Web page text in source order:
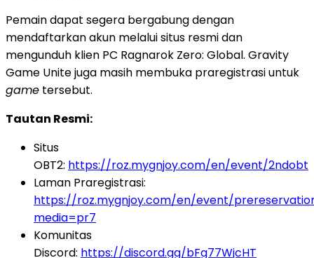
Pemain dapat segera bergabung dengan
mendaftarkan akun melalui situs resmi dan
mengunduh klien PC Ragnarok Zero: Global. Gravity
Game Unite juga masih membuka praregistrasi untuk
game tersebut.
Tautan Resmi:
Situs
OBT2: https://roz.mygnjoy.com/en/event/2ndobt
Laman Praregistrasi:
https://roz.mygnjoy.com/en/event/
media=pr7
Komunitas
Discord: https://discord.gg/bFg77WjcHT